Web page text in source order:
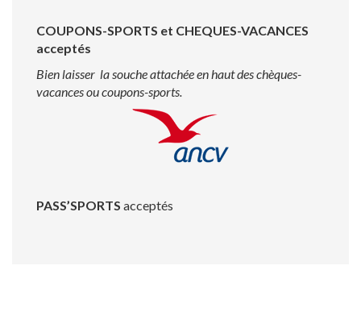
COUPONS-SPORTS et CHEQUES-VACANCES
acceptés
Bien laisser la souche attachée en haut des chèques-
vacances ou coupons-sports.
PASS’SPORTS acceptés